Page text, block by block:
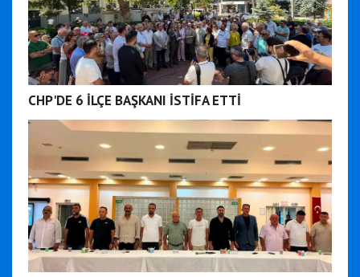
CHP'DE 6 İLÇE BAŞKANI İSTİFA ETTİ